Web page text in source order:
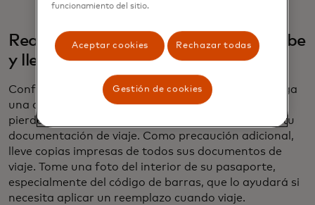
Realice copias de seguridad en la nube
y lleve copias impresas
Configura tu teléfono o dispositivo para que se haga
una copia de seguridad de los datos en la nube: Si
pierdes tu dispositivo, podrás seguir accediendo a tu
documentación de viaje. Como precaución adicional,
lleve copias impresas de todos sus documentos de
viaje. Tome una foto del interior de su pasaporte,
especialmente del código de barras, que lo ayudará si
necesita aplicar un reemplazo cuando viaje.
funcionamiento del sitio.
Aceptar cookies Rechazar todas
Gestión de cookies